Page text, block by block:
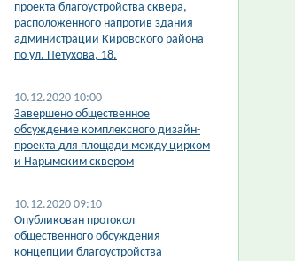
проекта благоустройства сквера,
расположенного напротив здания
администрации Кировского района
по ул. Петухова, 18.
10.12.2020 10:00
​Завершено общественное
обсуждение комплексного дизайн-
проекта для площади между цирком
и Нарымским сквером
10.12.2020 09:10
​Опубликован протокол
общественного обсуждения
концепции благоустройства